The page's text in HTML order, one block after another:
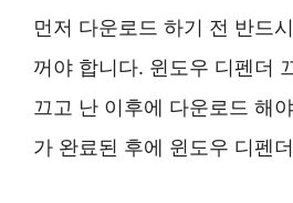
먼저 다운로드 하기 전 반드
꺼야 합니다. 윈도우 디펜더
끄고 난 이후에 다운로드 해
가 완료된 후에 윈도우 디펜